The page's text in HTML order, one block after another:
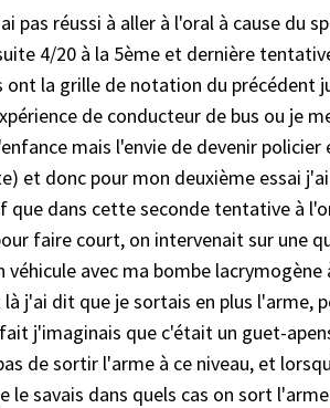
réussi à aller à l'oral à cause du
4/20 à la 5ème et dernière
la grille de notation du précédent
de conducteur de bus ou je
mais l'envie de devenir
et donc pour mon deuxième essai
dans cette seconde tentative à
faire court, on intervenait sur une
avec ma bombe
j'ai dit que je sortais en plus l'arme,
j'imaginais que c'était un guet-
de sortir l'arme à ce niveau, et
savais dans quels cas on sort